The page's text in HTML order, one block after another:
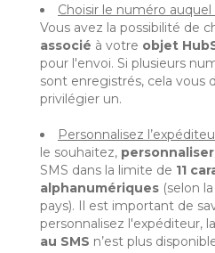
Choisir le numéro auquel
Vous avez la possibilité de
associé à votre objet
pour l'envoi. Si plusieurs
sont enregistrés, cela vous
privilégier un.
Personnalisez
le souhaitez,
SMS dans la limite de 11
alphanumériques (selon
pays). Il est important de
personnalisez l'expéditeur,
au SMS n’est plus